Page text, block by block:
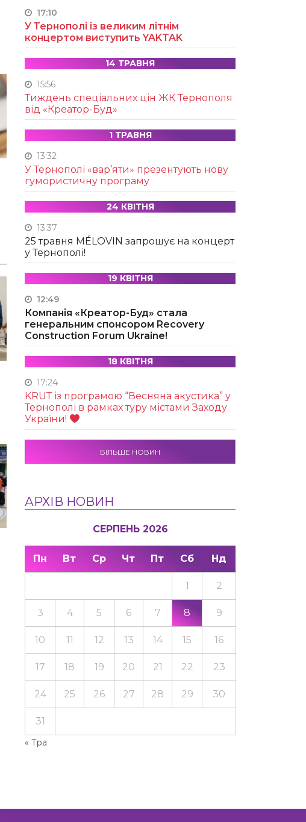
17:10
У Тернополі із великим літнім
концертом виступить YAKTAK
14 ТРАВНЯ
15:56
Тиждень спеціальних цін ЖК Тернополя
від «Креатор-Буд»
1 ТРАВНЯ
13:32
У Тернополі «вар’яти» презентують нову
гумористичну програму
24 КВІТНЯ
13:37
25 травня MÉLOVIN запрошує на концерт
у Тернополі!
19 КВІТНЯ
12:49
Компанія «Креатор-Буд» стала
генеральним спонсором Recovery
Construction Forum Ukraine!
18 КВІТНЯ
17:24
KRUТ із програмою “Весняна акустика” у
Тернополі в рамках туру містами Заходу
України!
БІЛЬШЕ НОВИН
АРХІВ НОВИН
СЕРПЕНЬ 2026
Пн Вт Ср Чт Пт Сб Нд
« Тра
1 2
3 4 5 6 7 8 9
10 11 12 13 14 15 16
17 18 19 20 21 22 23
24 25 26 27 28 29 30
31